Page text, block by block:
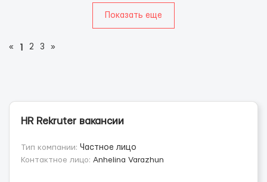
Показать еще
« 2 3 »
HR Rekruter вакансии
Тип компании: Частное лицо
Контактное лицо: Anhelina Varazhun